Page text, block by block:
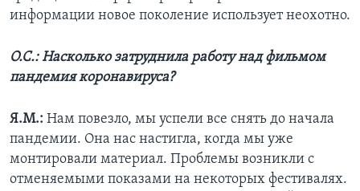
информации новое поколение использует неохотно.
О.С.: Насколько затруднила работу над фильмом
пандемия коронавируса?
Я.М.: Нам повезло, мы успели все снять до начала
пандемии. Она нас настигла, когда мы уже
монтировали материал. Проблемы возникли с
отменяемыми показами на некоторых фестивалях.